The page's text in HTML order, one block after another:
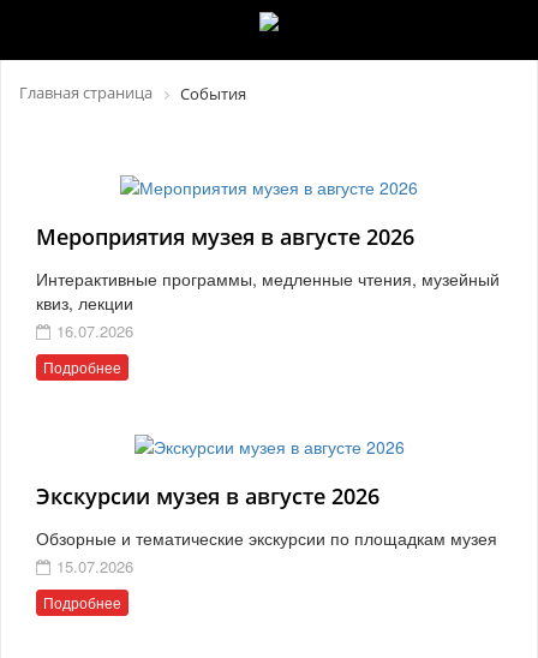
Главная страница События
Мероприятия музея в августе 2026
Интерактивные программы, медленные чтения, музейный
квиз, лекции
16.07.2026
Подробнее
Экскурсии музея в августе 2026
Обзорные и тематические экскурсии по площадкам музея
15.07.2026
Подробнее